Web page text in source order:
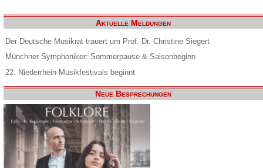
Aktuelle Meldungen
Der Deutsche Musikrat trauert um Prof. Dr. Christine Siegert
Münchner Symphoniker: Sommerpause & Saisonbeginn
22. Niederrhein Musikfestivals beginnt
Neue Besprechungen